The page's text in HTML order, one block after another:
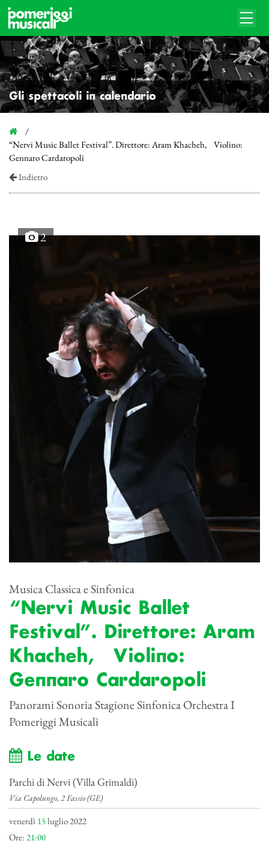
Gli spettacoli in calendario
“Nervi Music Ballet Festival”. Direttore: Aram Khacheh, Violino:
Gennaro Cardaropoli
Indietro
2
Musica Classica e Sinfonica
“Nervi Music Ballet
Festival”. Direttore: Aram
Khacheh, Violino:
Gennaro Cardaropoli
Panorami Sonoria Stagione Sinfonica Orchestra I
Pomeriggi Musicali
Le date
Parchi di Nervi (Villa Grimaldi)
Via Capolungo, 2 Fassio (GE)
venerdì 15luglio 2022
Ore: 21:00